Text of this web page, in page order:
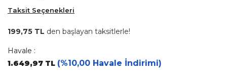
Taksit Seçenekleri
199,75 TL den başlayan taksitlerle!
Havale :
1.649,97 TL (%10,00 Havale İndirimi)